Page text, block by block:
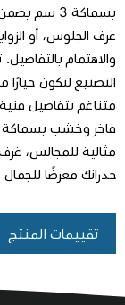
بسماكة 3
غرف الجلوس، أو
والاهتمام
التصنيع لتكون
مثالية للمجالس،
جدرانك معرضًا
تقييمات المنتج